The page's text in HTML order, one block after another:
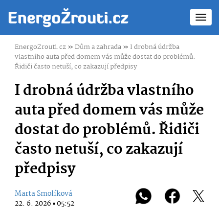
EnergoZrouti.cz»Dům a zahrada» I drobná údržba
vlastního auta před domem vás může dostat do problémů.
Řidiči často netuší, co zakazují předpisy
I drobná údržba vlastního
auta před domem vás může
dostat do problémů. Řidiči
často netuší, co zakazují
předpisy
Marta Smolíková
22. 6. 2026 ▪ 05:52